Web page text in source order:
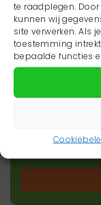
te raadplegen.
kunnen wij
site verwerken. Als
toestemming
bepaalde functies
Wil je
Wil je op de
zorgnieuws in
onze